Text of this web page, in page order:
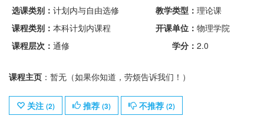
选课类别： 计划内与自由选修 教学类型： 理论课
课程类别： 本科计划内课程 开课单位： 物理学院
课程层次： 通修 学分： 2.0
课程主页 ：暂无（如果你知道，劳烦告诉我们！）
关注 (2) 推荐 (3) 不推荐 (2)